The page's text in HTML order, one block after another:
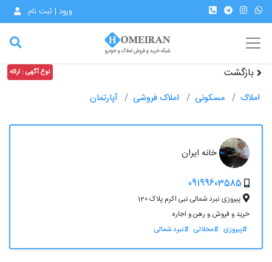
ورود | ثبت نام
بازگشت نوع آگهی : ارائه
املاک مسکونی املاک فروشی آپارتمان
خانه ایران
09199603585
پیروزی نبرد شمالی نبی اکرم پلاک 120
خرید و فروش و رهن و اجاره
#پیروزی #محلاتی #نبرد شمالی